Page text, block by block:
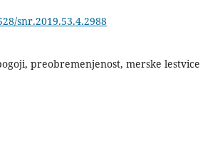
snr.2019.53.4.2988
preobremenjenost, merske lestvice